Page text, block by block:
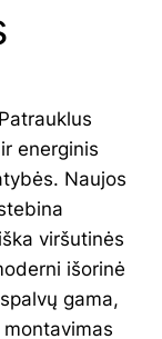
energinis
Naujos
viršutinės
išorinė
gama,